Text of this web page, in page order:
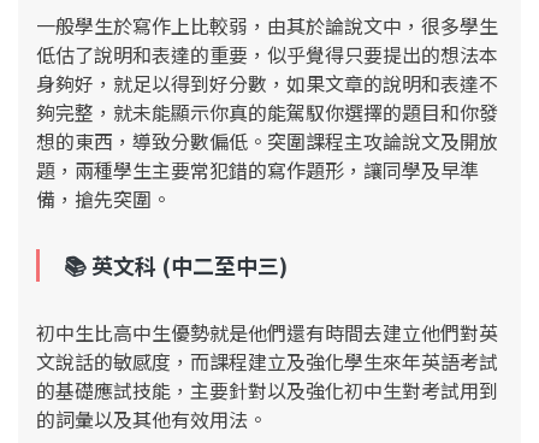
一般學生於寫作上比較弱，由其於論說文中，很多學生
低估了說明和表達的重要，似乎覺得只要提出的想法本
身夠好，就足以得到好分數，如果文章的說明和表達不
夠完整，就未能顯示你真的能駕馭你選擇的題目和你發
想的東西，導致分數偏低。突圍課程主攻論說文及開放
題，兩種學生主要常犯錯的寫作題形，讓同學及早準
備，搶先突圍。
📚 英文科 (中二至中三)
初中生比高中生優勢就是他們還有時間去建立他們對英
⽂說話的敏感度，而課程建立及強化學⽣來年英語考試
的基礎應試技能，主要針對以及強化初中⽣對考試⽤到
的詞彙以及其他有效⽤法。